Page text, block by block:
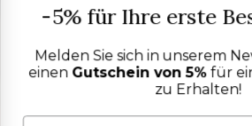
-5% für Ihre erste
Melden Sie sich in unserem
einen Gutschein von 5% für
zu Erhalten!